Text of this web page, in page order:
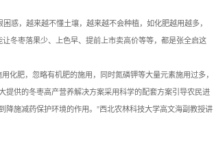
惑，越来越不懂土壤，越来越不会种植，如化肥越用越多，
冬枣落果少、上色早、提前上市卖高价等等，都是张全启这
化肥，忽略有机肥的施用，同时氮磷钾等大量元素施用过多，
供的冬枣高产营养解决方案采用科学的配套方案引导农民进
施减药保护环境的作用。”西北农林科技大学高文海副教授讲